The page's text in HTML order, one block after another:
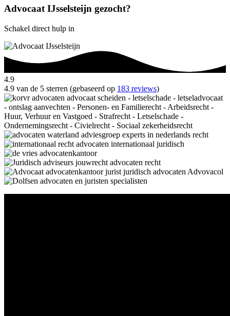
Advocaat IJsselsteijn gezocht?
Schakel direct hulp in
4.9
4.9 van de 5 sterren (gebaseerd op 183 reviews)